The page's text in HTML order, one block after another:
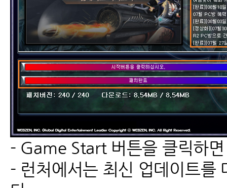
- Game Start 버튼을 클릭하
- 런처에서는 최신 업데이트를